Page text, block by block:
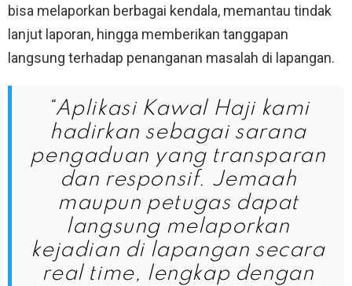
bisa melaporkan berbagai kendala, memantau tindak
lanjut laporan, hingga memberikan tanggapan
langsung terhadap penanganan masalah di lapangan.
“Aplikasi Kawal Haji kami
hadirkan sebagai sarana
pengaduan yang transparan
dan responsif. Jemaah
maupun petugas dapat
langsung melaporkan
kejadian di lapangan secara
real time, lengkap dengan